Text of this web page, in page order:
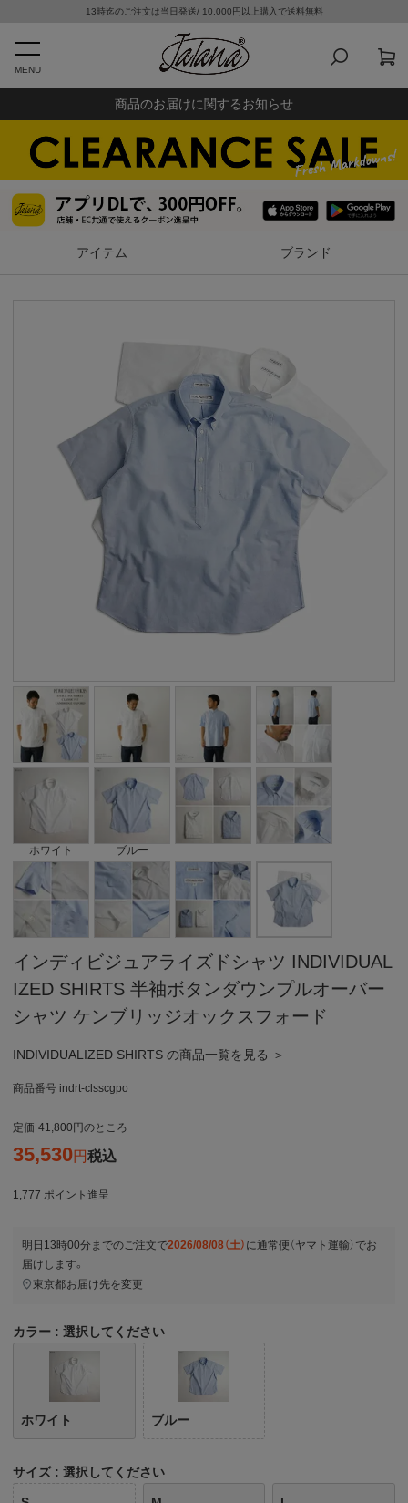
13時迄のご注文は当日発送/ 10,000円以上購入で送料無料
MENU
商品のお届けに関するお知らせ
アイテム ブランド
ホワイト ブルー
インディビジュアライズドシャツ INDIVIDUAL
IZED SHIRTS 半袖ボタンダウンプルオーバー
シャツ ケンブリッジオックスフォード
INDIVIDUALIZED SHIRTS の商品一覧を見る ＞
商品番号 indrt-clsscgpo
定価 41,800 のところ
35,530 税込
1,777 ポイント進呈
明日 13時00分 までのご注文で2026/08/08（土） に通常便（ヤマト運輸） でお
届けします。
東京都お届け先を変更
カラー 選択してください
ホワイト ブルー
サイズ 選択してください